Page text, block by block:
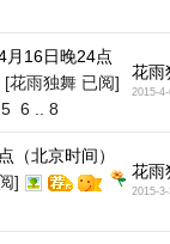
16日晚24点
[花雨独舞 已阅]
5 6 8
花雨
2015-4-
（北京时间）
]
花雨
2015-